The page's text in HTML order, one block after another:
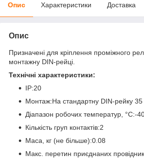
Опис Характеристики Доставка
Опис
Призначені для кріплення проміжного
монтажну DIN-рейці.
Технічні характеристики:
IP:20
Монтаж:На стандартну DIN-рейку
Діапазон робочих температур, °С:-
Кількість груп контактів:2
Маса, кг (не більше):0.08
Макс. перетин приєднаних